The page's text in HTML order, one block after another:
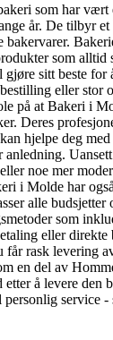
som har vært
år. De tilbyr
bakervarer.
som alltid
gjøre sitt beste for
eller stor
på at Bakeri i
Deres
hjelpe deg
noe mer
i Molde har
alle budsjetter
som
eller direkte
får rask levering
en del av
å levere den
service